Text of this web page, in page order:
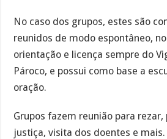
No caso dos grupos, estes são
reunidos de modo espontâneo,
orientação e licença sempre do
Pároco, e possui como base a
oração.
Grupos fazem reunião para rezar,
justiça, visita dos doentes e mais.